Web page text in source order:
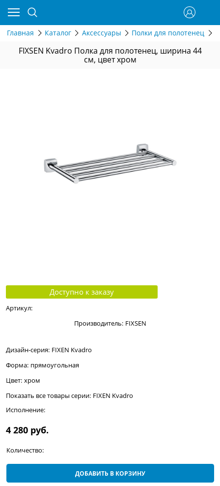
Главная Каталог Аксессуары Полки для полотенец
FIXSEN Kvadro Полка для полотенец, ширина 44
см, цвет хром
Доступно к заказу
Артикул:
Производитель: FIXSEN
Дизайн-серия: FIXEN Kvadro
Форма: прямоугольная
Цвет: хром
Показать все товары серии: FIXEN Kvadro
Исполнение:
4 280 руб.
Количество:
ДОБАВИТЬ В КОРЗИНУ